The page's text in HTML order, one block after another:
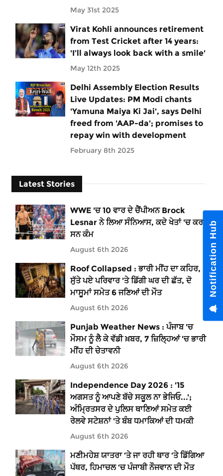
May 31st 2025
Virat Kohli announces retirement
from Test Cricket after 14 years:
'I’ll always look back with a smile'
May 12th 2025
Delhi Assembly Election Results
Live Updates: PM Modi chants
'Yamuna Maiya Ki Jai', says Delhi
freed from 'AAP-da'; promises to
repay win with development
February 8th 2025
Latest Stories
WWE 'ਚ 10 ਵਾਰ ਦੇ ਚੈਂਪੀਅਨ Brock
Lesnar ਨੇ ਲਿਆ ਸੰਨਿਆਸ, ਕਦੇ ਖੇਤਾਂ 'ਚ ਕਰਦੇ
ਸਨ ਕੰਮ
August 6th 2026
Roof Collapsed : ਭਾਰੀ ਮੀਂਹ ਦਾ ਕਹਿਰ,
ਸੁੱਤੇ ਪਏ ਪਰਿਵਾਰ 'ਤੇ ਡਿੱਗੀ ਘਰ ਦੀ ਛੱਤ, ਦੋ
ਮਾਸੂਮਾਂ ਸਮੇਤ 6 ਜਣਿਆਂ ਦੀ ਮੌਤ
August 6th 2026
Punjab Weather News : ਪੰਜਾਬ 'ਚ
ਮੌਸਮ ਨੂੰ ਲੈ ਕੇ ਵੱਡੀ ਖ਼ਬਰ, 7 ਜ਼ਿਲ੍ਹਿਆਂ 'ਚ ਭਾਰੀ
ਮੀਂਹ ਦੀ ਚੇਤਾਵਨੀ
August 6th 2026
Independence Day 2026 : '15
ਅਗਸਤ ਨੂੰ ਆਪਣੇ ਬੱਚੇ ਸਕੂਲ ਨਾ ਭੇਜਿਓ...';
ਅੰਮ੍ਰਿਤਸਰ ਦੇ ਪੁਲਿਸ ਥਾਣਿਆਂ ਸਮੇਤ ਕਈ
ਰੇਲਵੇ ਸਟੇਸ਼ਨਾਂ 'ਤੇ ਬੰਬ ਧਮਾਕਿਆਂ ਦੀ ਧਮਕੀ
August 6th 2026
ਮਣੀਮਹੇਸ਼ ਯਾਤਰਾ ‘ਤੇ ਜਾ ਰਹੀ ਥਾਰ ‘ਤੇ ਡਿੱਗਿਆ
ਪੱਥਰ, ਹਿਮਾਚਲ ‘ਚ ਪੰਜਾਬੀ ਨੌਜਵਾਨ ਦੀ ਮੌਤ
Notification Hub